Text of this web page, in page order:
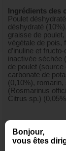
Bonjour,
vous êtes
Ingrédients des
Poulet
déshydraté
graisse de
végétale de pois,
d’inuline et
inactivée séchée
de poulet
carbonate de
(0,10%),
(Rosmarinus
Citrus sp.)